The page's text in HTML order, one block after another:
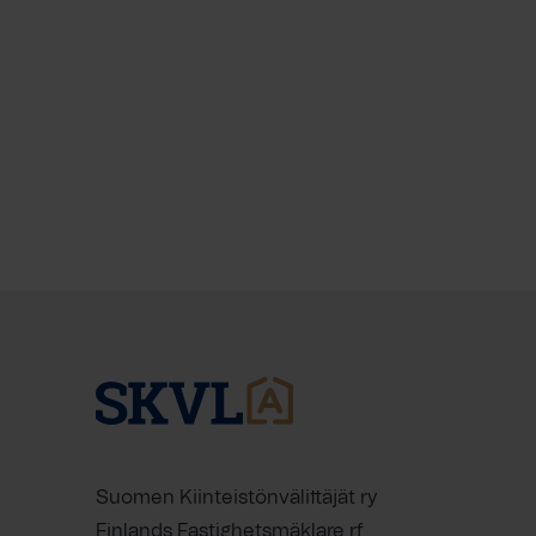
Suomen Kiinteistönvälittäjät ry
Finlands Fastighetsmäklare rf